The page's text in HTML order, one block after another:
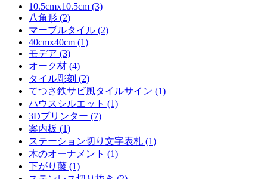
10.5cmx10.5cm (3)
八角形 (2)
マーブルタイル (2)
40cmx40cm (1)
モデア (3)
オーク材 (4)
タイル彫刻 (2)
てつさ鉄サビ風タイルサイン (1)
ハウスシルエット (1)
3Dプリンター (7)
案内板 (1)
ステーション切り文字表札 (1)
木のオーナメント (1)
下がり藤 (1)